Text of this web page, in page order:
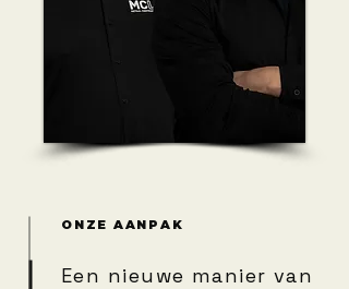
ONZE AANPAK
Een nieuwe manier van